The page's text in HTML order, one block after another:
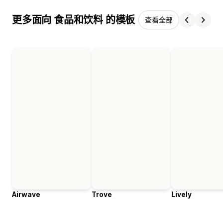
更多面向 食品和饮料 的模板 查看全部
Airwave
Trove
Lively